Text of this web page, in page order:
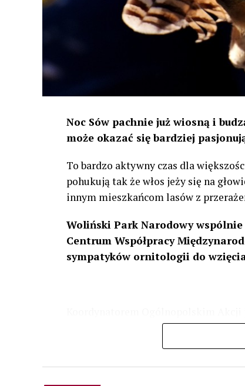
Noc Sów pachnie już wiosną i
może okazać się bardziej
To bardzo aktywny czas dla
pohukują tak że włos jeży się na
innym mieszkańcom lasów z
Woliński Park Narodowy wspólnie
Centrum Współpracy
sympatyków ornitologii do wzięcia
odbędzie się w dniach24 i 25 lutego